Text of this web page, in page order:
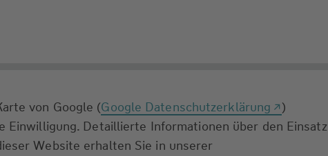
von Google (Google Datenschutzerklärung
)
Einwilligung. Detaillierte Informationen über den Einsatz
Website erhalten Sie in unserer